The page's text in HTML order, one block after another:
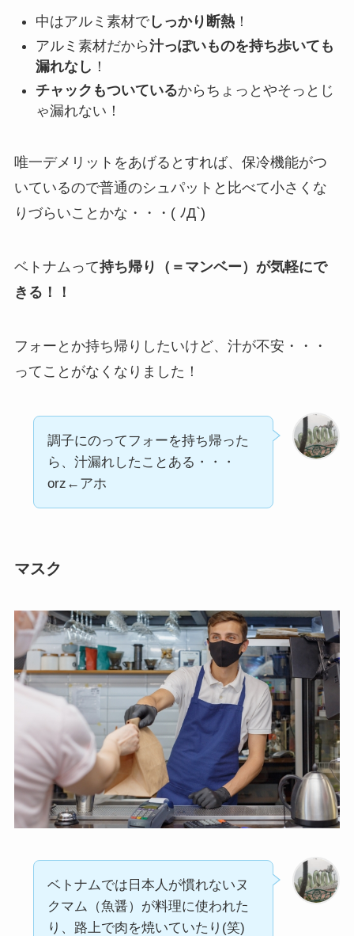
中はアルミ素材でしっかり断熱！
アルミ素材だから汁っぽいものを持ち歩いても
漏れなし ！
チャックもついているからちょっとやそっとじ
ゃ漏れない！
唯一デメリットをあげるとすれば、保冷機能がつ
いているので普通のシュパットと比べて小さくな
りづらいことかな・・・( ﾉД`)
ベトナムって持ち帰り（＝マンベー）が気軽にで
きる！！
フォーとか持ち帰りしたいけど、汁が不安・・・
ってことがなくなりました！
調子にのってフォーを持ち帰った
ら、汁漏れしたことある・・・
orz←アホ
マスク
ベトナムでは日本人が慣れないヌ
クマム（魚醤）が料理に使われた
り、路上で肉を焼いていたり(笑)